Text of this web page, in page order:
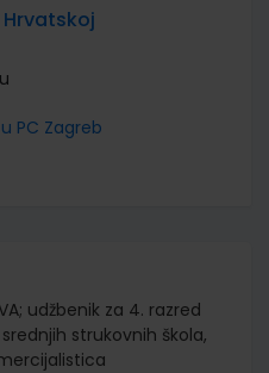
PC Zagreb
udžbenik za 4. razred
strukovnih škola,